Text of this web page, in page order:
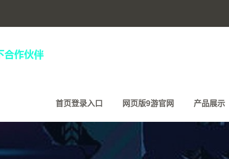
首页登录入口 网页版9游官网 产品展示